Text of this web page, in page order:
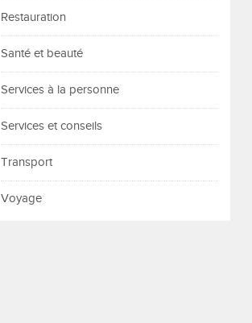
Restauration
Santé et beauté
Services à la personne
Services et conseils
Transport
Voyage